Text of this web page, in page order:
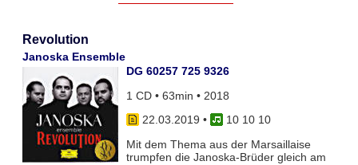
Revolution
Janoska Ensemble
DG 60257 725 9326
1 CD • 63min • 2018
22.03.2019 •
10 10 10
Mit dem Thema aus der Marsaillaise
trumpfen die Janoska-Brüder gleich am